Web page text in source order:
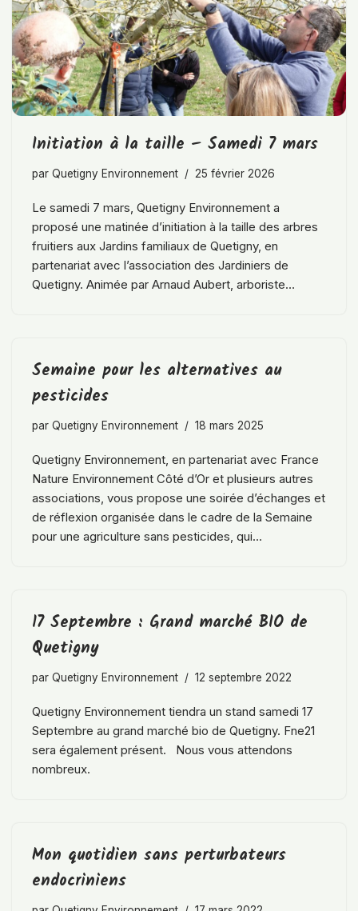
Initiation à la taille – Samedi 7 mars
par Quetigny Environnement 25 février 2026
Le samedi 7 mars, Quetigny Environnement a
proposé une matinée d’initiation à la taille des arbres
fruitiers aux Jardins familiaux de Quetigny, en
partenariat avec l’association des Jardiniers de
Quetigny. Animée par Arnaud Aubert, arboriste…
Semaine pour les alternatives au
pesticides
par Quetigny Environnement 18 mars 2025
Quetigny Environnement, en partenariat avec France
Nature Environnement Côté d’Or et plusieurs autres
associations, vous propose une soirée d’échanges et
de réflexion organisée dans le cadre de la Semaine
pour une agriculture sans pesticides, qui…
17 Septembre : Grand marché BIO de
Quetigny
par Quetigny Environnement 12 septembre 2022
Quetigny Environnement tiendra un stand samedi 17
Septembre au grand marché bio de Quetigny. Fne21
sera également présent. Nous vous attendons
nombreux.
Mon quotidien sans perturbateurs
endocriniens